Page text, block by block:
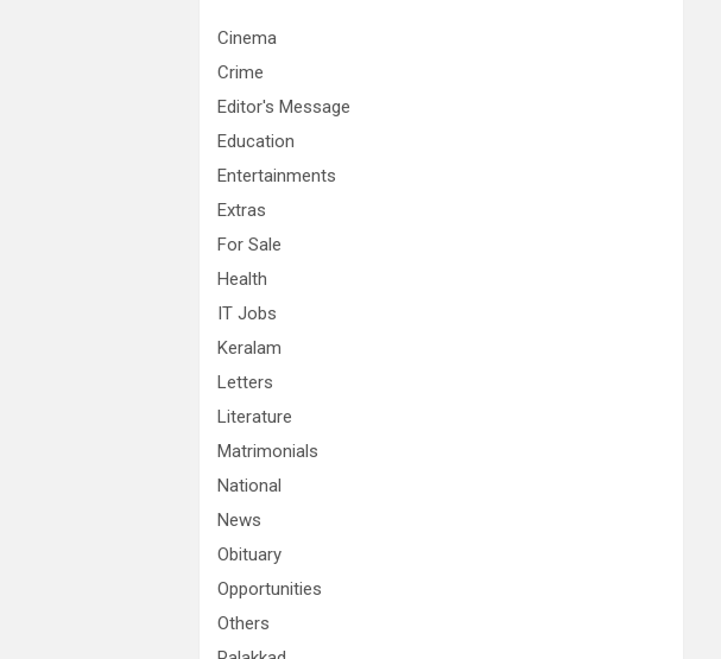
Cinema
Crime
Editor's Message
Education
Entertainments
Extras
For Sale
Health
IT Jobs
Keralam
Letters
Literature
Matrimonials
National
News
Obituary
Opportunities
Others